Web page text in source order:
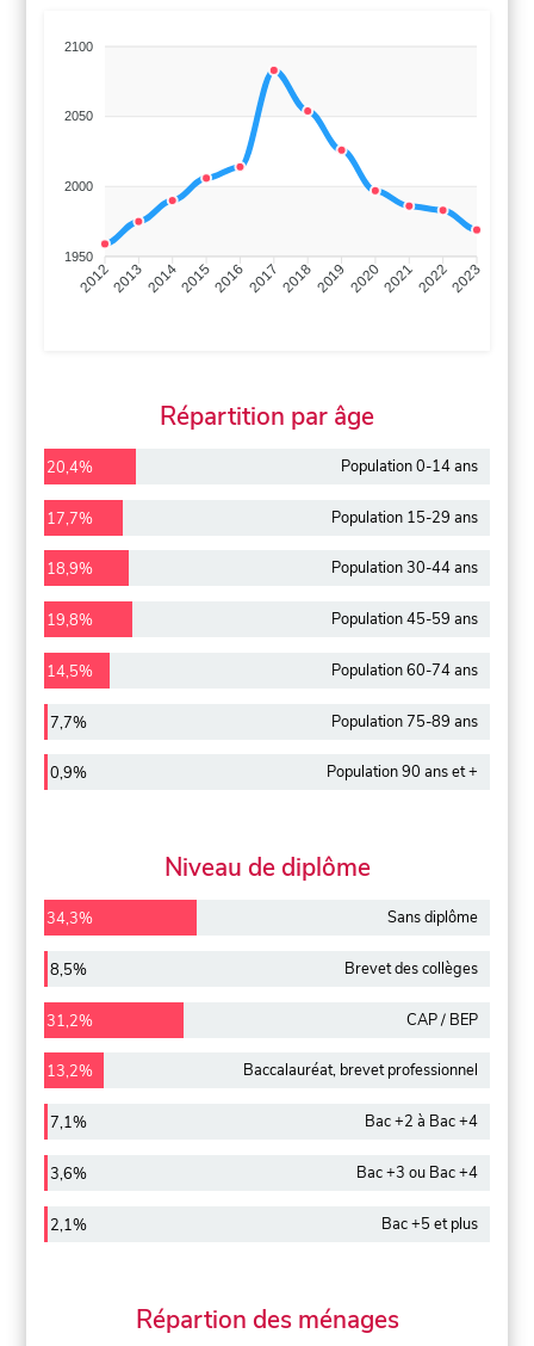
2100
2050
2000
1950
201220132014201520162017 20182019 2020202120222023
Répartition par âge
20,4% Population 0-14 ans
17,7% Population 15-29 ans
18,9% Population 30-44 ans
19,8% Population 45-59 ans
14,5% Population 60-74 ans
7,7% Population 75-89 ans
0,9% Population 90 ans et +
Niveau de diplôme
34,3% Sans diplôme
8,5% Brevet des collèges
31,2% CAP / BEP
13,2% Baccalauréat, brevet professionnel
7,1% Bac +2 à Bac +4
3,6% Bac +3 ou Bac +4
2,1% Bac +5 et plus
Répartion des ménages